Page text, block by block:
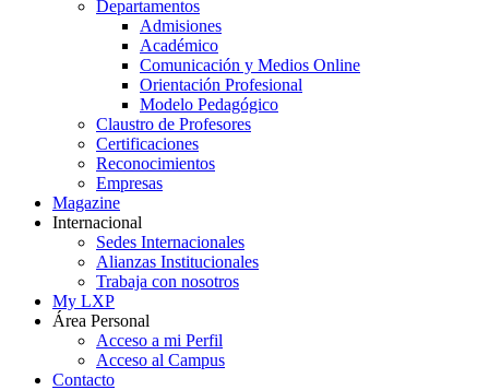
Departamentos
Admisiones
Académico
Comunicación y Medios Online
Orientación Profesional
Modelo Pedagógico
Claustro de Profesores
Certificaciones
Reconocimientos
Empresas
Magazine
Internacional
Sedes Internacionales
Alianzas Institucionales
Trabaja con nosotros
My LXP
Área Personal
Acceso a mi Perfil
Acceso al Campus
Contacto